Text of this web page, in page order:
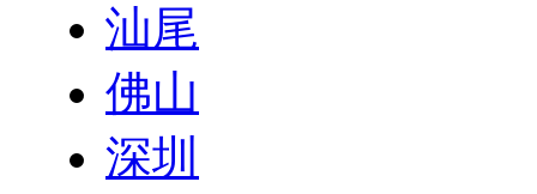
汕尾
佛山
深圳